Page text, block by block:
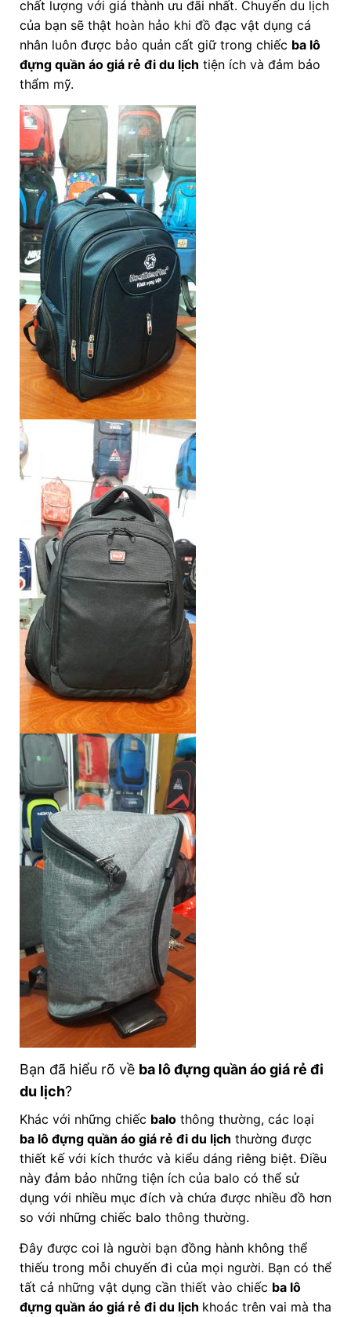
chất lượng với giá thành ưu đãi nhất. Chuyến du lịch
của bạn sẽ thật hoàn hảo khi đồ đạc vật dụng cá
nhân luôn được bảo quản cất giữ trong chiếc ba lô
đựng quần áo giá rẻ đi du lịch tiện ích và đảm bảo
thẩm mỹ.
Bạn đã hiểu rõ về ba lô đựng quần áo giá rẻ đi
du lịch?
Khác với những chiếc balothông thường, các loại
ba lô đựng quần áo giá rẻ đi du lịch thường được
thiết kế với kích thước và kiểu dáng riêng biệt. Điều
này đảm bảo những tiện ích của balo có thể sử
dụng với nhiều mục đích và chứa được nhiều đồ hơn
so với những chiếc balo thông thường.
Đây được coi là người bạn đồng hành không thể
thiếu trong mỗi chuyến đi của mọi người. Bạn có thể
tất cả những vật dụng cần thiết vào chiếc ba lô
đựng quần áo giá rẻ đi du lịch khoác trên vai mà tha